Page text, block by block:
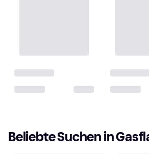
Beliebte Suchen in